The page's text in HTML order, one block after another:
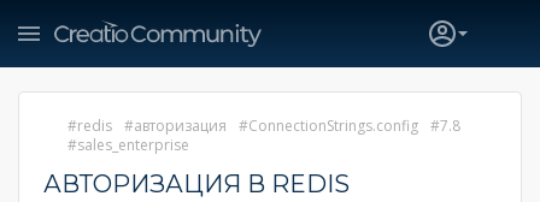
redis авторизация ConnectionStrings.config
7.8
sales_enterprise
АВТОРИЗАЦИЯ В REDIS